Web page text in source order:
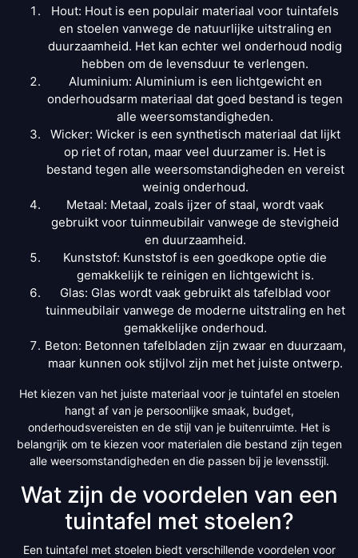
Hout: Hout is een populair materiaal voor tuintafels
en stoelen vanwege de natuurlijke uitstraling en
duurzaamheid. Het kan echter wel onderhoud nodig
hebben om de levensduur te verlengen.
Aluminium: Aluminium is een lichtgewicht en
onderhoudsarm materiaal dat goed bestand is tegen
alle weersomstandigheden.
Wicker: Wicker is een synthetisch materiaal dat lijkt
op riet of rotan, maar veel duurzamer is. Het is
bestand tegen alle weersomstandigheden en vereist
weinig onderhoud.
Metaal: Metaal, zoals ijzer of staal, wordt vaak
gebruikt voor tuinmeubilair vanwege de stevigheid
en duurzaamheid.
Kunststof: Kunststof is een goedkope optie die
gemakkelijk te reinigen en lichtgewicht is.
Glas: Glas wordt vaak gebruikt als tafelblad voor
tuinmeubilair vanwege de moderne uitstraling en het
gemakkelijke onderhoud.
Beton: Betonnen tafelbladen zijn zwaar en duurzaam,
maar kunnen ook stijlvol zijn met het juiste ontwerp.
Het kiezen van het juiste materiaal voor je tuintafel en stoelen
hangt af van je persoonlijke smaak, budget,
onderhoudsvereisten en de stijl van je buitenruimte. Het is
belangrijk om te kiezen voor materialen die bestand zijn tegen
alle weersomstandigheden en die passen bij je levensstijl.
Wat zijn de voordelen van een
tuintafel met stoelen?
Een tuintafel met stoelen biedt verschillende voordelen voor